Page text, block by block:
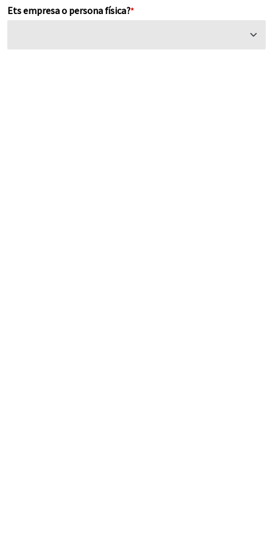
Ets empresa o persona física?